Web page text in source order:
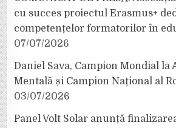
cu succes proiectul Erasmus+
competențelor formatorilor în
07/07/2026
Daniel Sava, Campion Mondial la
Mentală și Campion Național al
03/07/2026
Panel Volt Solar anunță